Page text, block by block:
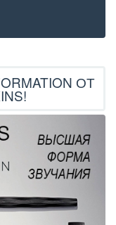
ОТ